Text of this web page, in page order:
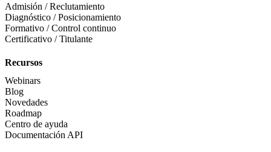
Admisión / Reclutamiento
Diagnóstico / Posicionamiento
Formativo / Control continuo
Certificativo / Titulante
Recursos
Webinars
Blog
Novedades
Roadmap
Centro de ayuda
Documentación API